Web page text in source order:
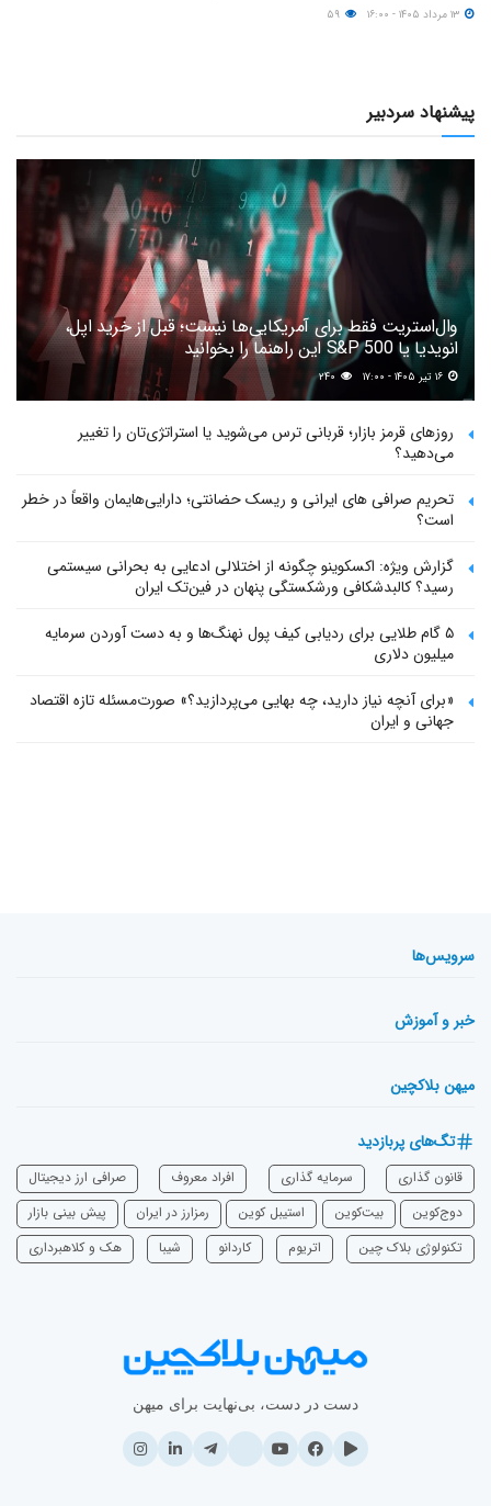
پیشنهاد سردبیر
وال‌استریت فقط برای آمریکایی‌ها نیست؛ قبل از خرید اپل،
انویدیا یا S&P 500 این راهنما را بخوانید
۲۴۰
روزهای قرمز بازار؛ قربانی ترس می‌شوید یا استراتژی‌تان را تغییر
می‌دهید؟
تحریم صرافی های ایرانی و ریسک حضانتی؛ دارایی‌هایمان واقعاً در خطر
است؟
گزارش ویژه: اکسکوینو چگونه از اختلالی ادعایی به بحرانی سیستمی
رسید؟ کالبدشکافی ورشکستگی پنهان در فین‌تک ایران
۵ گام طلایی برای ردیابی کیف پول‌ نهنگ‌ها و به دست آوردن سرمایه
میلیون دلاری
«برای آنچه نیاز دارید، چه بهایی می‌پردازید؟» صورت‌مسئله تازه اقتصاد
جهانی و ایران
سرویس‌ها
خبر و آموزش
میهن بلاکچین
تگ‌های پربازدید
قانون گذاری سرمایه‌ گذاری افراد معروف
صرافی ارز دیجیتال
دوج‌کوین
بیت‌کوین استیبل کوین رمزارز در ایران
پیش بینی بازار
تکنولوژی بلاک چین
اتریوم ‌کاردانو شیبا هک و کلاهبرداری
دست در دست، بی‌نهایت برای میهن